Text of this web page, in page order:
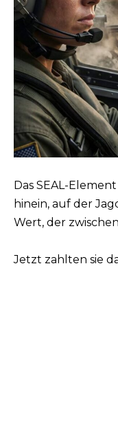
Das SEAL-
hinein, auf der
Wert, der
Jetzt zahlten sie